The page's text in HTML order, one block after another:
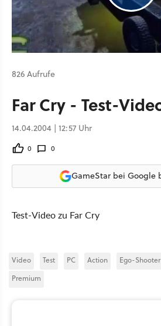
826 Aufrufe
Far Cry - Test-
14.04.2004 | 12:57 Uhr
0 0
GameStar bei Google
Test-Video zu Far Cry
Video Test PC Action Ego-Shooter
Premium